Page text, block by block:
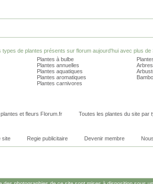
types de plantes présents sur florum aujourd'hui avec plus de
Plantes à bulbe
Plantes annuelles
Plantes aquatiques
Plantes aromatiques
Plantes carnivores
et fleurs Florum.fr Toutes les plantes du site par
site
Regie publicitaire Devenir membre